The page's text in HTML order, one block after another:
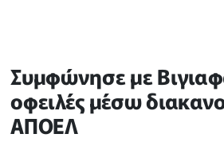
Συμφώνησε με
οφειλές μέσω
ΑΠΟΕΛ